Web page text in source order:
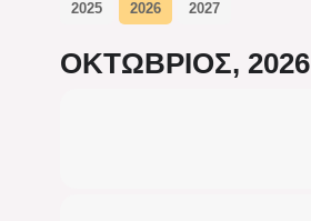
2025 2026 2027
ΟΚΤΏΒΡΙΟΣ, 2026